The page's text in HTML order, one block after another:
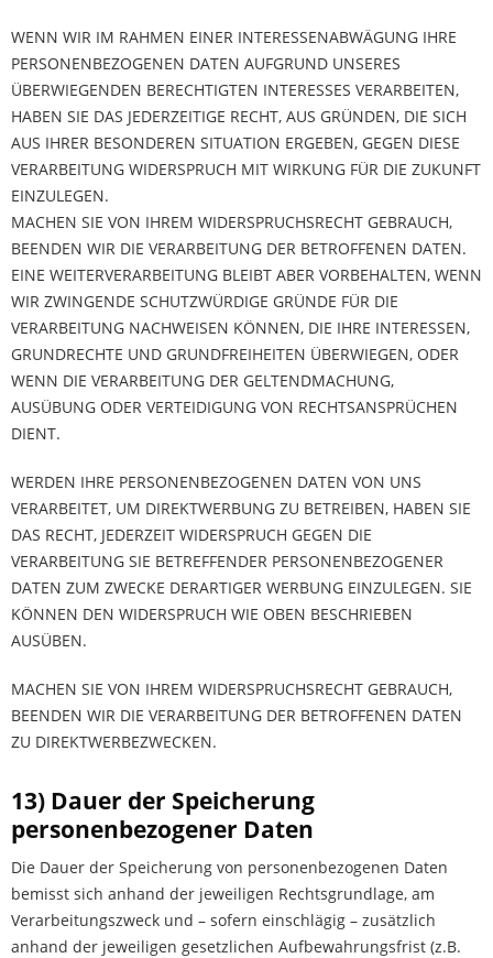
WENN WIR IM RAHMEN EINER INTERESSENABWÄGUNG IHRE
PERSONENBEZOGENEN DATEN AUFGRUND UNSERES
ÜBERWIEGENDEN BERECHTIGTEN INTERESSES VERARBEITEN,
HABEN SIE DAS JEDERZEITIGE RECHT, AUS GRÜNDEN, DIE SICH
AUS IHRER BESONDEREN SITUATION ERGEBEN, GEGEN DIESE
VERARBEITUNG WIDERSPRUCH MIT WIRKUNG FÜR DIE ZUKUNFT
EINZULEGEN.
MACHEN SIE VON IHREM WIDERSPRUCHSRECHT GEBRAUCH,
BEENDEN WIR DIE VERARBEITUNG DER BETROFFENEN DATEN.
EINE WEITERVERARBEITUNG BLEIBT ABER VORBEHALTEN, WENN
WIR ZWINGENDE SCHUTZWÜRDIGE GRÜNDE FÜR DIE
VERARBEITUNG NACHWEISEN KÖNNEN, DIE IHRE INTERESSEN,
GRUNDRECHTE UND GRUNDFREIHEITEN ÜBERWIEGEN, ODER
WENN DIE VERARBEITUNG DER GELTENDMACHUNG,
AUSÜBUNG ODER VERTEIDIGUNG VON RECHTSANSPRÜCHEN
DIENT.
WERDEN IHRE PERSONENBEZOGENEN DATEN VON UNS
VERARBEITET, UM DIREKTWERBUNG ZU BETREIBEN, HABEN SIE
DAS RECHT, JEDERZEIT WIDERSPRUCH GEGEN DIE
VERARBEITUNG SIE BETREFFENDER PERSONENBEZOGENER
DATEN ZUM ZWECKE DERARTIGER WERBUNG EINZULEGEN. SIE
KÖNNEN DEN WIDERSPRUCH WIE OBEN BESCHRIEBEN
AUSÜBEN.
MACHEN SIE VON IHREM WIDERSPRUCHSRECHT GEBRAUCH,
BEENDEN WIR DIE VERARBEITUNG DER BETROFFENEN DATEN
ZU DIREKTWERBEZWECKEN.
13) Dauer der Speicherung
personenbezogener Daten
Die Dauer der Speicherung von personenbezogenen Daten
bemisst sich anhand der jeweiligen Rechtsgrundlage, am
Verarbeitungszweck und – sofern einschlägig – zusätzlich
anhand der jeweiligen gesetzlichen Aufbewahrungsfrist (z.B.